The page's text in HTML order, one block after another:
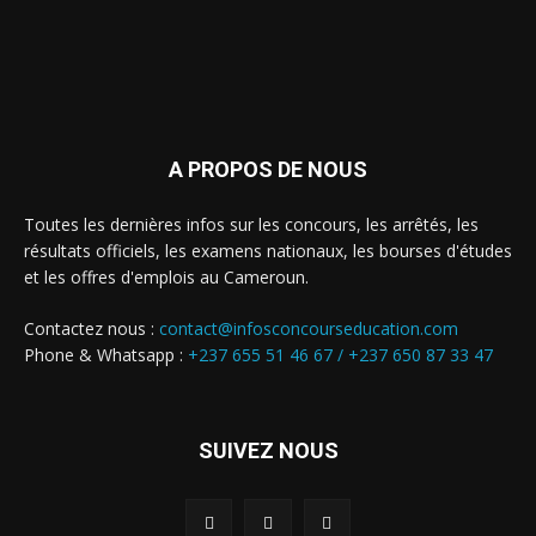
A PROPOS DE NOUS
Toutes les dernières infos sur les concours, les arrêtés, les
résultats officiels, les examens nationaux, les bourses d'études
et les offres d'emplois au Cameroun.
Contactez nous : contact@infosconcourseducation.com
Phone & Whatsapp : +237 655 51 46 67 / +237 650 87 33 47
SUIVEZ NOUS